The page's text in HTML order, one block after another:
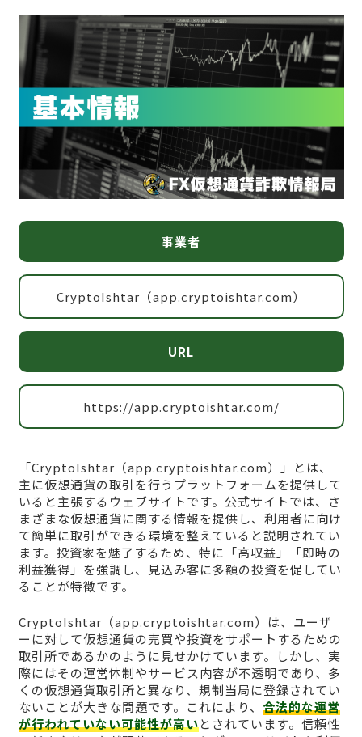
事業者
CryptoIshtar（app.cryptoishtar.com）
URL
https://app.cryptoishtar.com/
「CryptoIshtar（app.cryptoishtar.com）」とは、
主に仮想通貨の取引を行うプラットフォームを提供して
いると主張するウェブサイトです。公式サイトでは、さ
まざまな仮想通貨に関する情報を提供し、利用者に向け
て簡単に取引ができる環境を整えていると説明されてい
ます。投資家を魅了するため、特に「高収益」「即時の
利益獲得」を強調し、見込み客に多額の投資を促してい
ることが特徴です。
CryptoIshtar（app.cryptoishtar.com）は、ユーザ
ーに対して仮想通貨の売買や投資をサポートするための
取引所であるかのように見せかけています。しかし、実
際にはその運営体制やサービス内容が不透明であり、多
くの仮想通貨取引所と異なり、規制当局に登録されてい
ないことが大きな問題です。これにより、 合法的な運営
が行われていない可能性が高いとされています。信頼性